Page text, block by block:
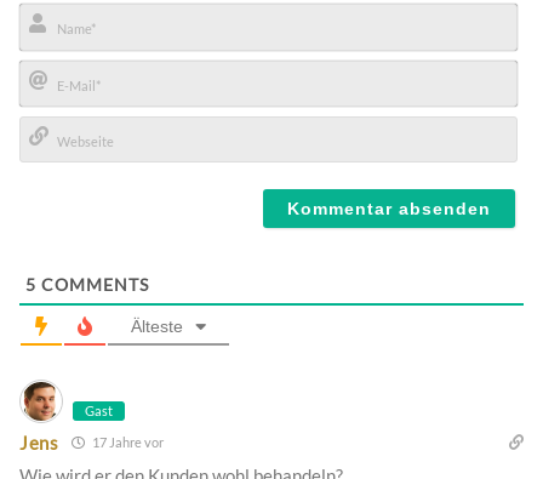
Name*
E-
Mail*
5 COMMENTS
Älteste
Gast
Jens 17 Jahre vor